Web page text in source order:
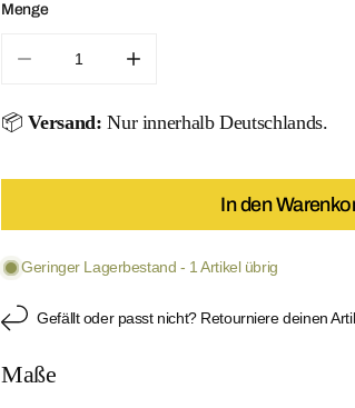
ÖFFNEN SIE MEDIEN IN DER GALERIEANSICHT
Menge
📦Versand: Nur innerhalb Deutschlands.
In den
Geringer Lagerbestand - 1 Artikel übrig
Gefällt oder passt nicht? Retourniere deinen
Maße